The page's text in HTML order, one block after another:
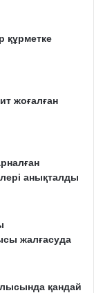
құрметке
жоғалған
анықталды
жалғасуда
қандай